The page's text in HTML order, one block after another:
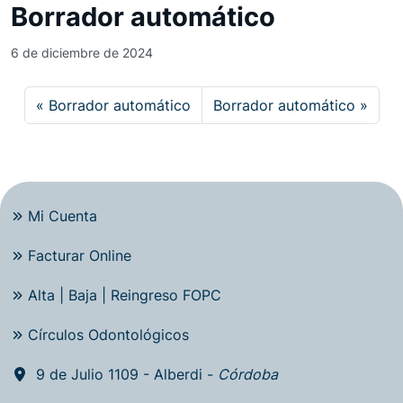
Borrador automático
6 de diciembre de 2024
Borrador automático Borrador automático
Mi Cuenta
Facturar Online
Alta | Baja | Reingreso FOPC
Círculos Odontológicos
9 de Julio 1109 - Alberdi - Córdoba